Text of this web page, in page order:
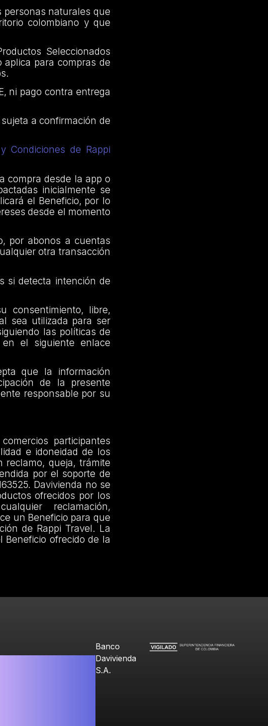
personas naturales que
colombiano y que
Seleccionados
aplica para compras de
ni pago contra entrega
a confirmación de
Condiciones de Rappi
compra desde la app o
inicialmente se
el Beneficio, por lo
desde el momento
por abonos a cuentas
otra transacción
si detecta intención de
consentimiento, libre,
sea utilizada para ser
las políticas de
en el siguiente enlace
que la información
de la presente
responsable por su
participantes
e idoneidad de los
queja, trámite
por el soporte de
Davivienda no se
ofrecidos por los
reclamación,
un Beneficio para que
de Rappi Travel. La
Beneficio ofrecido de la
Banco
Davivienda
S.A.